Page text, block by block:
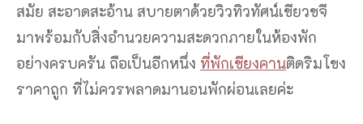
สมัย สะอาดสะอ้าน สบายตาด้วยวิวทิวทัศน์เขียวขจี
มาพร้อมกับสิ่งอำนวยความสะดวกภายในห้องพัก
อย่างครบครัน ถือเป็นอีกหนึ่ง ที่พักเชียงคานติดริมโขง
ราคาถูก ที่ไม่ควรพลาดมานอนพักผ่อนเลยค่ะ